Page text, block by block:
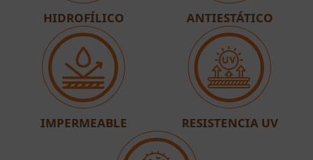
HIDROFÍLICO ANTIESTÁTICO
IMPERMEABLE RESISTENCIA UV